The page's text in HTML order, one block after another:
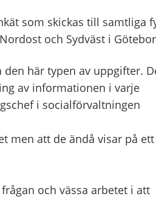
som skickas till samtliga
och Sydväst i
här typen av uppgifter.
av informationen i varje
i socialförvaltningen
men att de ändå visar på ett
och vässa arbetet i att